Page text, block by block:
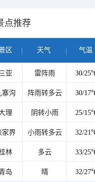
点推荐
区 天气 气温
亚 雷阵雨 30/
寨沟 阵雨转多云 30/
理 阴转小雨 25/
家界 小雨转多云 32/
林 多云 33/
岛 晴 32/